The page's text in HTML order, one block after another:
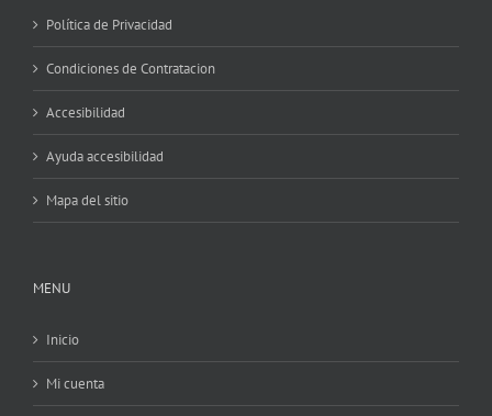
Política de Privacidad
Condiciones de Contratacion
Accesibilidad
Ayuda accesibilidad
Mapa del sitio
MENU
Inicio
Mi cuenta